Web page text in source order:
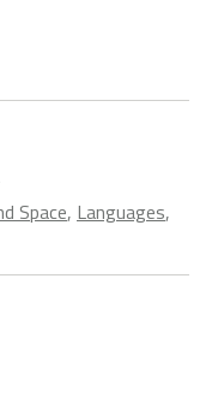
Space, Languages,